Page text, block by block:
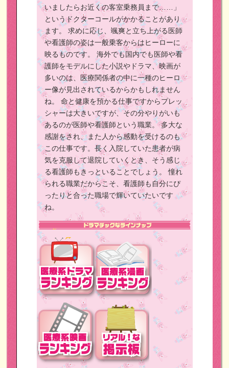
いましたらお近くの客室乗務員まで……」
というドクターコールがかかることがあり
ます。
求めに応じ、颯爽と立ち上がる医師
や看護師の姿は一般乗客からはヒーローに
映るものです。
海外でも国内でも医師や看
護師をモデルにした小説やドラマ、映画が
多いのは、医療関係者の中に一種のヒーロ
ー像が見出されているからかもしれません
ね。
命と健康を預かる仕事ですからプレッ
シャーは大きいですが、その分やりがいも
あるのが医師や看護師という職業。多大な
感謝をされ、また人から感動を受けるのも
この仕事です。長く入院していた患者が病
気を克服して退院していくとき、そう感じ
る看護師もきっといることでしょう。
憧れ
られる職業だからこそ、看護師も自分にぴ
ったりと合った職場で輝いていたいです
ね。